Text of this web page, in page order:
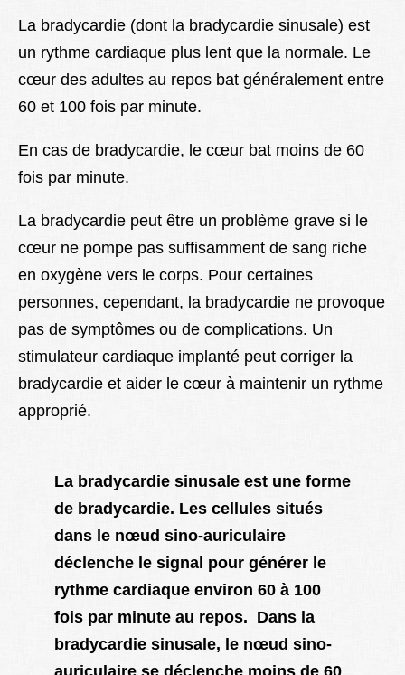
Droit
Lexique
Better Health
La bradycardie (dont la bradycardie sinusale) est
un rythme cardiaque plus lent que la normale. Le
cœur des adultes au repos bat généralement entre
60 et 100 fois par minute.
En cas de bradycardie, le cœur bat moins de 60
fois par minute.
La bradycardie peut être un problème grave si le
cœur ne pompe pas suffisamment de sang riche
en oxygène vers le corps. Pour certaines
personnes, cependant, la bradycardie ne provoque
pas de symptômes ou de complications. Un
stimulateur cardiaque implanté peut corriger la
bradycardie et aider le cœur à maintenir un rythme
approprié.
La bradycardie sinusale est une forme
de bradycardie. Les cellules situés
dans le nœud sino-auriculaire
déclenche le signal pour générer le
rythme cardiaque environ 60 à 100
fois par minute au repos. Dans la
bradycardie sinusale, le nœud sino-